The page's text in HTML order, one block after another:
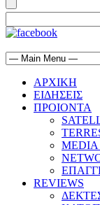
ΑΡΧΙΚΗ
ΕΙΔΗΣΕΙΣ
ΠΡΟΙΟΝΤΑ
MEDIA
REVIEWS